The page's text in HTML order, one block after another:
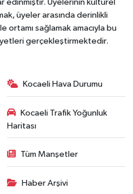
edinmiştir. Üyelerinin kültürel
üyeler arasında derinlikli
ortamı sağlamak amacıyla bu
gerçekleştirmektedir.
Kocaeli Hava Durumu
Kocaeli Trafik Yoğunluk
Haritası
Tüm Manşetler
Haber Arşivi